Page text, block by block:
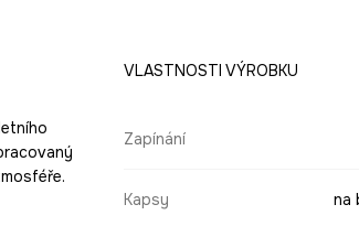
VLASTNOSTI VÝROBKU
Zapínání
Kapsy na